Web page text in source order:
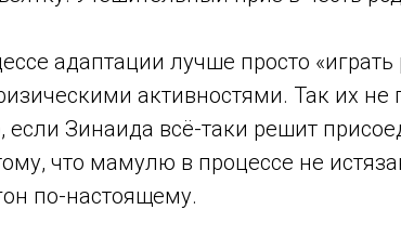
адаптации лучше просто
активностями. Так их не
если Зинаида всё-таки решит
что мамулю в процессе не
по-настоящему.